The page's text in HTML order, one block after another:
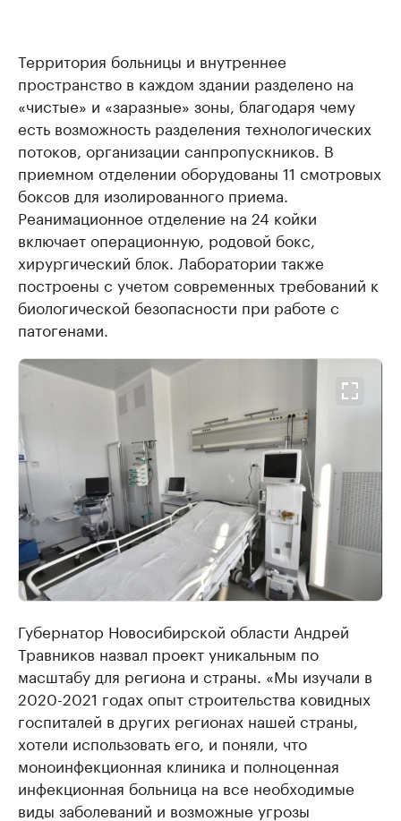
Территория больницы и внутреннее
пространство в каждом здании разделено на
«чистые» и «заразные» зоны, благодаря чему
есть возможность разделения технологических
потоков, организации санпропускников. В
приемном отделении оборудованы 11 смотровых
боксов для изолированного приема.
Реанимационное отделение на 24 койки
включает операционную, родовой бокс,
хирургический блок. Лаборатории также
построены с учетом современных требований к
биологической безопасности при работе с
патогенами.
Губернатор Новосибирской области Андрей
Травников назвал проект уникальным по
масштабу для региона и страны. «Мы изучали в
2020-2021 годах опыт строительства ковидных
госпиталей в других регионах нашей страны,
хотели использовать его, и поняли, что
моноинфекционная клиника и полноценная
инфекционная больница на все необходимые
виды заболеваний и возможные угрозы